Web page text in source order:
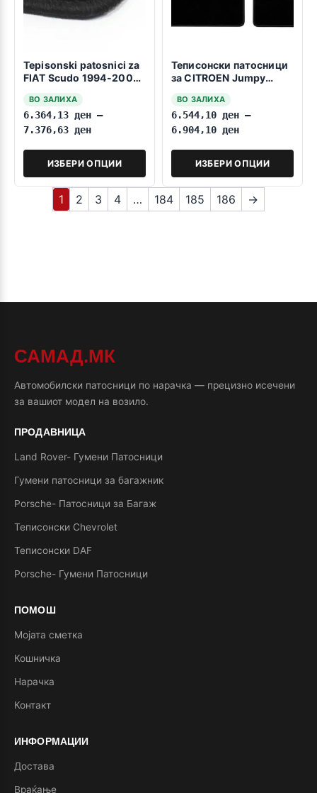
Tepisonski patosnici za
FIAT Scudo 1994-2006
ВО ЗАЛИХА
6.364,13 ден –
7.376,63 ден
ИЗБЕРИ ОПЦИИ
Теписонски патосници
за CITROEN Jumpy
ВО ЗАЛИХА
6.544,10 ден –
6.904,10 ден
ИЗБЕРИ ОПЦИИ
1 2 3 4 … 184 185 186 →
САМАД.МК
Автомобилски патосници по нарачка — прецизно исечени
за вашиот модел на возило.
ПРОДАВНИЦА
Land Rover- Гумени Патосници
Гумени патосници за багажник
Porsche- Патосници за Багаж
Теписонски Chevrolet
Теписонски DAF
Porsche- Гумени Патосници
ПОМОШ
Мојата сметка
Кошничка
Нарачка
Контакт
ИНФОРМАЦИИ
Достава
Враќање